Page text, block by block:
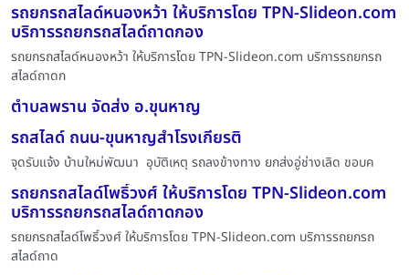
รถยกรถสไลด์หนองหว้า ให้บริการโดย TPN-Slideon.com
บริการรถยกรถสไลด์ถาดกอง
รถยกรถสไลด์หนองหว้า ให้บริการโดย TPN-Slideon.com บริการรถยกรถ
สไลด์ถาดก
ตำบลพราน จัดส่ง อ.ขุนหาญ
รถสไลด์ ถนน-ขุนหาญสำโรงเกียรติ
จุดรับแจ้ง บ้านใหม่พัฒนา อุบัติเหตุ รถลงข้างทาง ยกส่งอู่ช่างเลิด ขอบค
รถยกรถสไลด์โพธิ์วงศ์ ให้บริการโดย TPN-Slideon.com
บริการรถยกรถสไลด์ถาดกอง
รถยกรถสไลด์โพธิ์วงศ์ ให้บริการโดย TPN-Slideon.com บริการรถยกรถ
สไลด์ถาด